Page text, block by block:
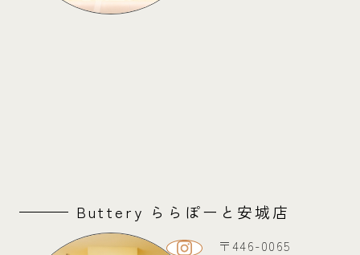
Buttery ららぽーと安城店
〒446-0065